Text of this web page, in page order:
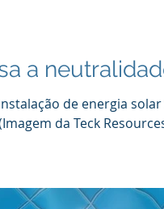
a
de energia
da Teck